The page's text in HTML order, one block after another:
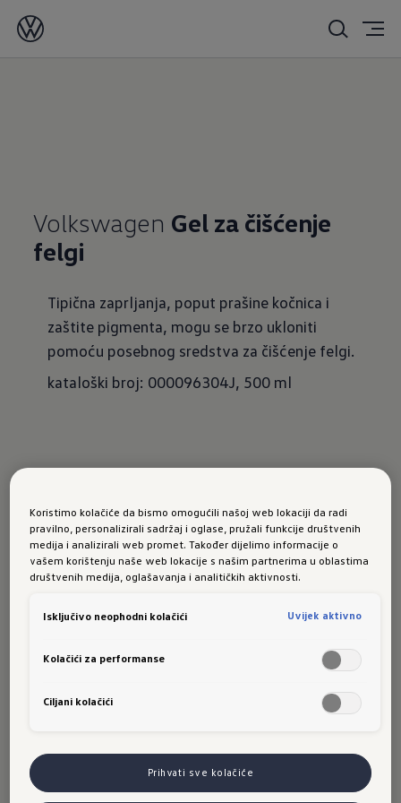
Volkswagen Gel za čišćenje
felgi
Tipična zaprljanja, poput prašine kočnica i
zaštite pigmenta, mogu se brzo ukloniti
pomoću posebnog sredstva za čišćenje felgi.
kataloški broj: 000096304J, 500 ml
Volkswagen OriginalniSet za
njegu aluminija i hroma
uklanja tvrdokornu prljavštinu i stvara sjajan
Koristimo kolačiće da bismo omogućili našoj web lokaciji da radi
pravilno, personalizirali sadržaj i oglase, pružali funkcije društvenih
medija i analizirali web promet. Također dijelimo informacije o
vašem korištenju naše web lokacije s našim partnerima u oblastima
društvenih medija, oglašavanja i analitičkih aktivnosti.
Isključivo neophodni kolačići Uvijek aktivno
Kolačići za performanse
Ciljani kolačići
Prihvati sve kolačiće